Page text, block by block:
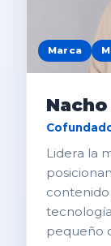
Marca
Lidera la
pequeño